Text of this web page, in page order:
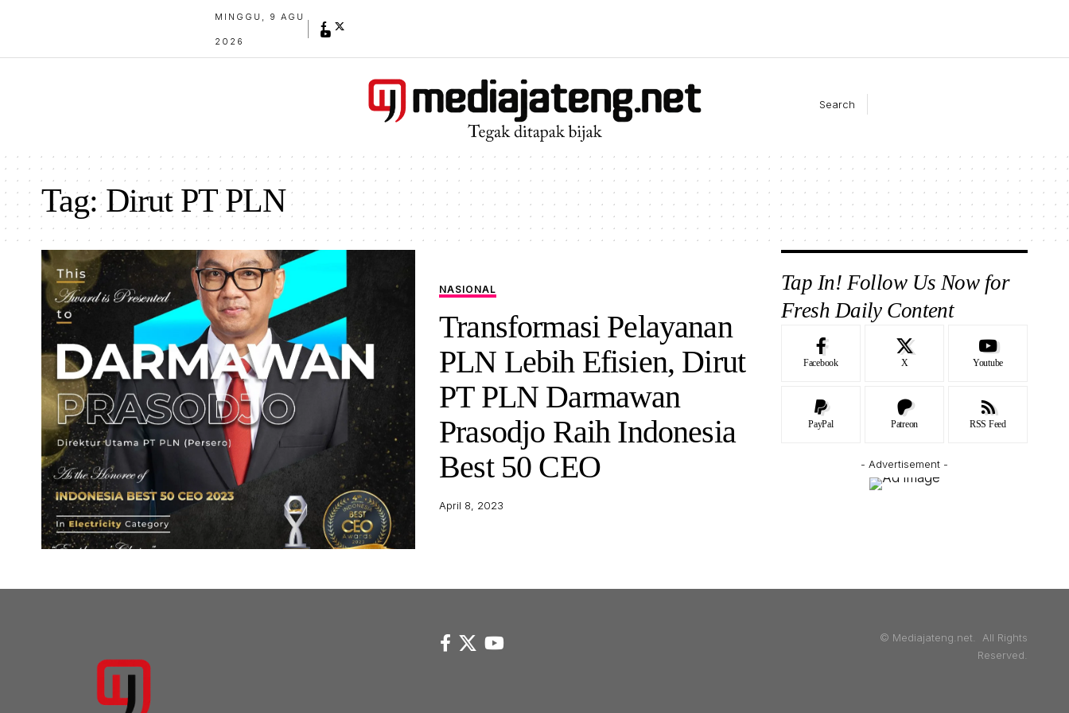
MINGGU, 9 AGU
2026
Search
Tag:Dirut PT PLN
NASIONAL
Transformasi Pelayanan
PLN Lebih Efisien, Dirut
PT PLN Darmawan
Prasodjo Raih Indonesia
Best 50 CEO
April 8, 2023
Tap In! Follow Us Now for
Fresh Daily Content
Facebook X Youtube
PayPal Patreon RSS Feed
- Advertisement -
© Mediajateng.net. All Rights
Reserved.